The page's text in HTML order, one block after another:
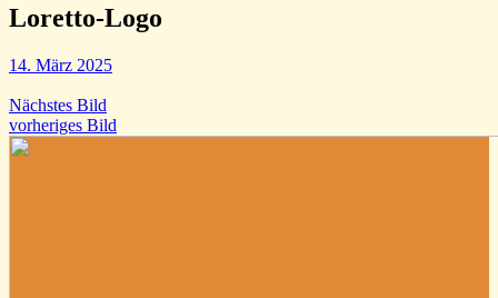
Loretto-Logo
14. März 2025
Nächstes Bild
vorheriges Bild